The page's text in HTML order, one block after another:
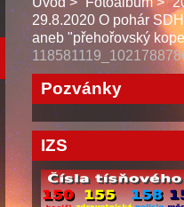
29.8.2020 O pohár
aneb "přehořovský
Pozvánky
IZS